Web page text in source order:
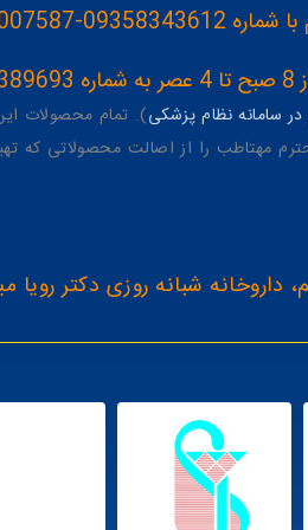
سامانه نظام پزشکی). تمام محصولات
مهتاطب را از اصالت محصولاتی که
شبانه روزی دکتر رویا